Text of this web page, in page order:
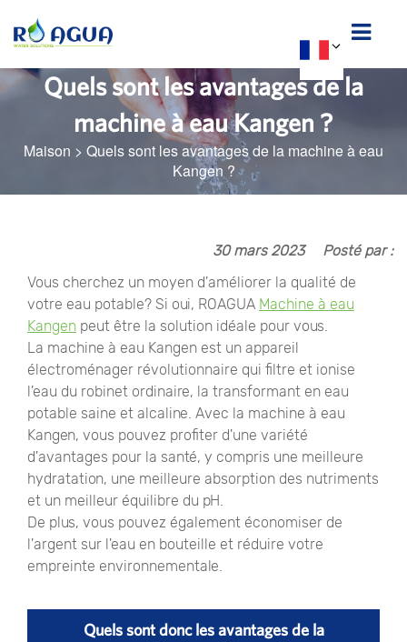
Quels sont les avantages de la
machine à eau Kangen ?
Maison > Quels sont les avantages de la machine à eau
Kangen ?
30 mars 2023
Posté par :
Vous cherchez un moyen d'améliorer la qualité de
votre eau potable? Si oui, ROAGUA Machine à eau
Kangen peut être la solution idéale pour vous.
La machine à eau Kangen est un appareil
électroménager révolutionnaire qui filtre et ionise
l'eau du robinet ordinaire, la transformant en eau
potable saine et alcaline. Avec la machine à eau
Kangen, vous pouvez profiter d'une variété
d'avantages pour la santé, y compris une meilleure
hydratation, une meilleure absorption des nutriments
et un meilleur équilibre du pH.
De plus, vous pouvez également économiser de
l'argent sur l'eau en bouteille et réduire votre
empreinte environnementale.
Quels sont donc les avantages de la